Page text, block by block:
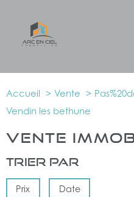
Accueil Vente
Vendin les bethune
VENTE
Trier par
Prix Date